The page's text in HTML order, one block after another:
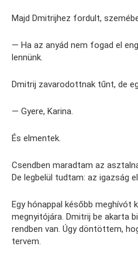
Majd Dmitrijhez fordult,
— Ha az anyád nem fogad el
lennünk.
Dmitrij zavarodottnak tűnt, de
— Gyere, Karina.
És elmentek.
Csendben maradtam az
De legbelül tudtam: az igazság
Egy hónappal később meghívót
megnyitójára. Dmitrij be akarta
rendben van. Úgy döntöttem,
tervem.